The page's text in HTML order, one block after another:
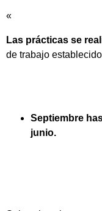
«
Las prácticas se
de trabajo
Septiembre
junio.